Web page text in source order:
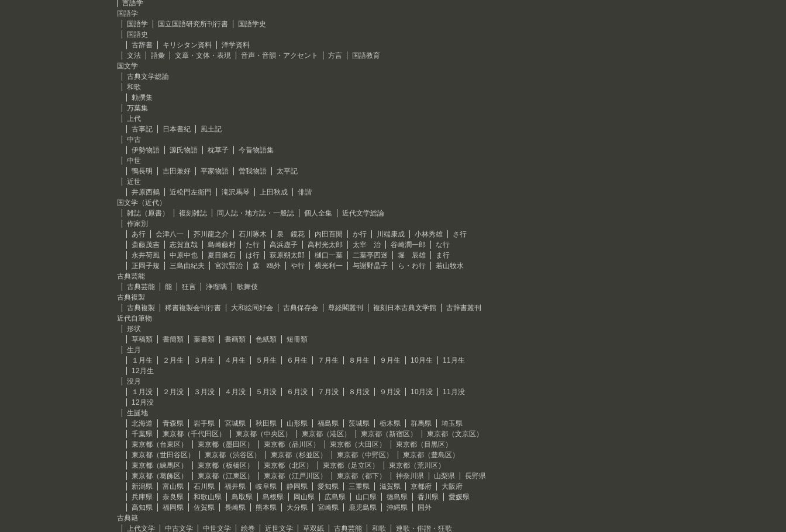
言語学
国語学
国語学
国立国語研究所刊行書
国語学史
国語史
古辞書
キリシタン資料
洋学資料
文法
語彙 文章・文体・表現 音声・音韻・アクセント 方言
国語教育
国文学
古典文学総論
和歌
勅撰集
万葉集
上代
古事記
日本書紀
風土記
中古
伊勢物語
源氏物語 枕草子
今昔物語集
中世
鴨長明
吉田兼好 平家物語 曽我物語
太平記
近世
井原西鶴
近松門左衛門 滝沢馬琴 上田秋成
俳諧
国文学（近代）
雑誌（原書）
複刻雑誌 同人誌・地方誌・一般誌 個人全集
近代文学総論
作家別
あ行
会津八一 芥川龍之介 石川啄木 泉 鏡花 内田百閒 か行 川端康成 小林秀雄
さ行
斎藤茂吉
志賀直哉 島崎藤村 た行 高浜虚子 高村光太郎 太宰 治 谷崎潤一郎
な行
永井荷風
中原中也 夏目漱石 は行 萩原朔太郎 樋口一葉 二葉亭四迷 堀 辰雄
ま行
正岡子規
三島由紀夫 宮沢賢治 森 鴎外 や行 横光利一 与謝野晶子 ら・わ行
若山牧水
古典芸能
古典芸能
能 狂言 浄瑠璃
歌舞伎
古典複製
古典複製
稀書複製会刊行書 大和絵同好会 古典保存会 尊経閣叢刊 複刻日本古典文学館
古辞書叢刊
近代自筆物
形状
草稿類
書簡類 葉書類 書画類 色紙類
短冊類
生月
１月生
２月生 ３月生 ４月生 ５月生 ６月生 ７月生 ８月生 ９月生 10月生
11月生
12月生
没月
１月没
２月没 ３月没 ４月没 ５月没 ６月没 ７月没 ８月没 ９月没 10月没
11月没
12月没
生誕地
北海道
青森県 岩手県 宮城県 秋田県 山形県 福島県 茨城県 栃木県 群馬県
埼玉県
千葉県
東京都（千代田区） 東京都（中央区） 東京都（港区） 東京都（新宿区）
東京都（文京区）
東京都（台東区）
東京都（墨田区） 東京都（品川区） 東京都（大田区）
東京都（目黒区）
東京都（世田谷区）
東京都（渋谷区） 東京都（杉並区） 東京都（中野区）
東京都（豊島区）
東京都（練馬区）
東京都（板橋区） 東京都（北区） 東京都（足立区）
東京都（荒川区）
東京都（葛飾区）
東京都（江東区） 東京都（江戸川区） 東京都（都下） 神奈川県 山梨県
長野県
新潟県
富山県 石川県 福井県 岐阜県 静岡県 愛知県 三重県 滋賀県 京都府
大阪府
兵庫県
奈良県 和歌山県 鳥取県 島根県 岡山県 広島県 山口県 徳島県 香川県
愛媛県
高知県
福岡県 佐賀県 長崎県 熊本県 大分県 宮崎県 鹿児島県 沖縄県
国外
古典籍
上代文学
中古文学 中世文学 絵巻 近世文学 草双紙 古典芸能 和歌 連歌・俳諧・狂歌